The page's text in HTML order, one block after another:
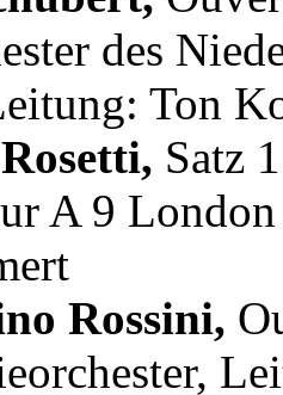
des
Ton
Satz
A 9
Rossini,